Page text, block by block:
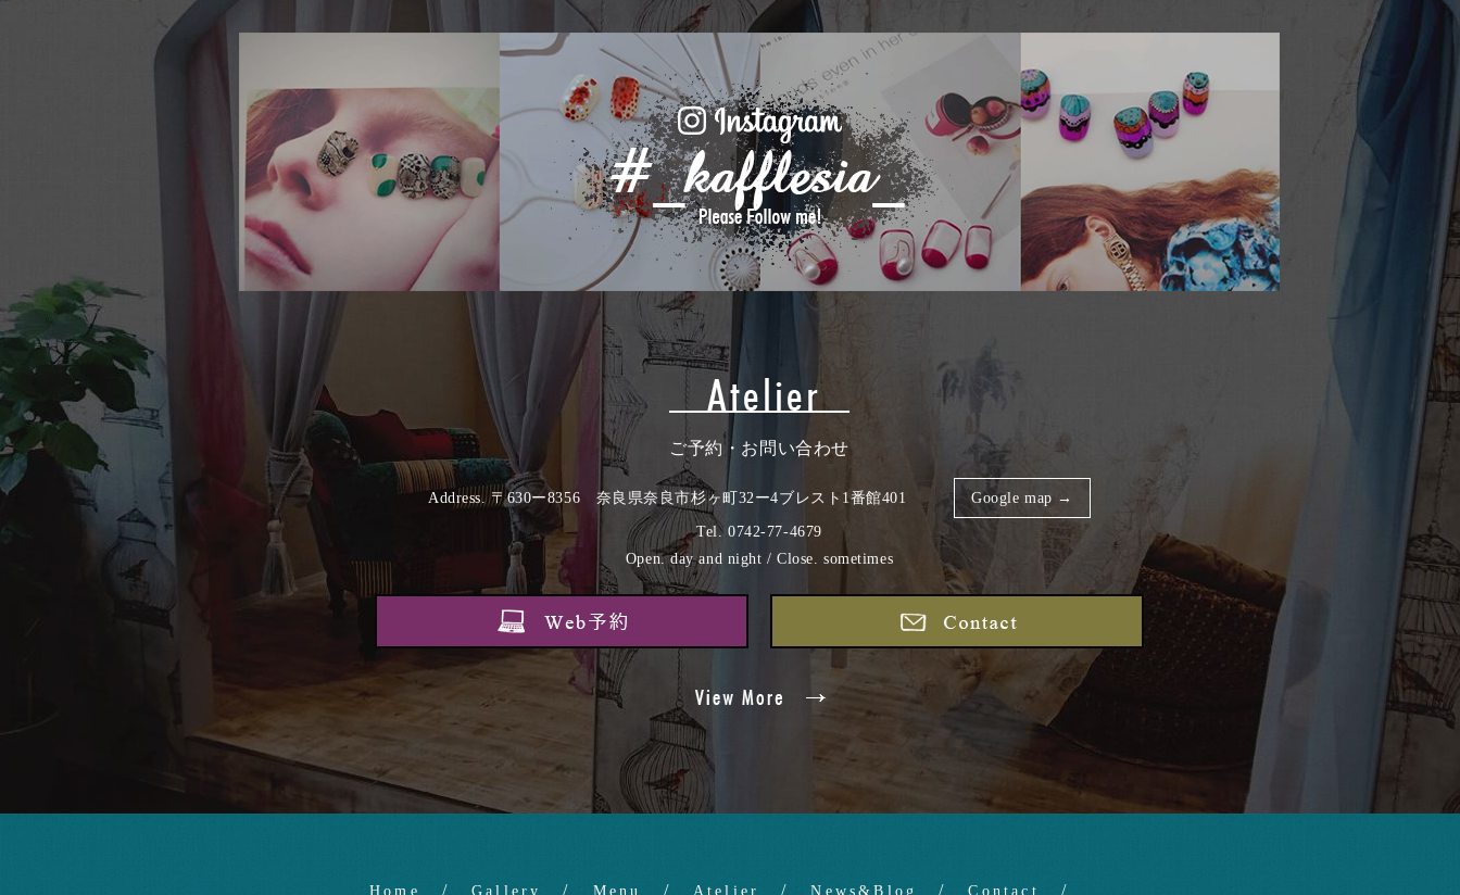
ご予約・お問い合わせ
Address. 〒630ー8356 奈良県奈良市杉ヶ町32ー4ブレスト1番館401 Google map →
Tel. 0742-77-4679
Open. day and night / Close. sometimes
Home Gallery Menu Atelier News&Blog Contact